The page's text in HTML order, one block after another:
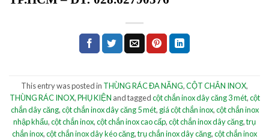
This entry was posted in THÙNG RÁC ĐA NĂNG,CỘT CHẮN INOX,
THÙNG RÁC INOX,PHỤ KIỆN and taggedcột chắn inox dây căng 3 mét,cột
chắn dây căng,cột chắn inox dây căng 5 mét, giá cột chắn inox,cột chắn inox
nhập khẩu,cột chắn inox,cột chắn inox cao cấp,cột chắn inox dây căng,trụ
chắn inox,cột chắn inox dây kéo căng,trụ chắn inox dây căng,cột chắn inox